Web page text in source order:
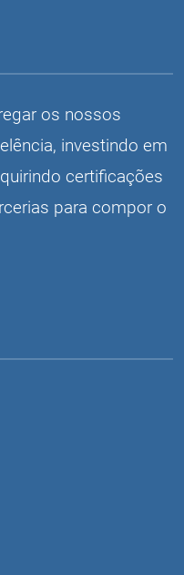
os nossos
investindo em
certificações
para compor o